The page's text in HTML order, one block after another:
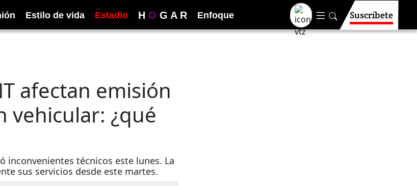
Estilo de vida Estadio H O G A R Enfoque Suscríbete
afectan emisión
vehicular: ¿qué
inconvenientes técnicos este lunes. La
sus servicios desde este martes.